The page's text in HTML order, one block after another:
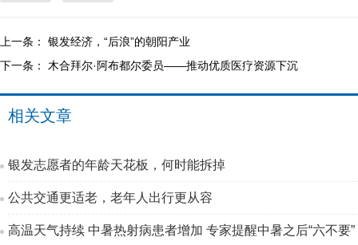
上一条： 银发经济，“后浪”的朝阳产业
下一条： 木合拜尔·阿布都尔委员——推动优质医疗资源下沉
相关文章
银发志愿者的年龄天花板，何时能拆掉
公共交通更适老，老年人出行更从容
高温天气持续 中暑热射病患者增加 专家提醒中暑之后“六不要”